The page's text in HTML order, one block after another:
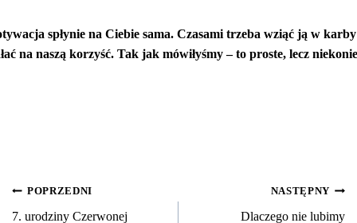
spłynie na Ciebie sama. Czasami trzeba wziąć ją w
na naszą korzyść. Tak jak mówiłyśmy – to proste, lecz
NAWIGACJA
POPRZEDNI
7. urodziny Czerwonej
NASTĘPNY
Dlaczego nie lubimy